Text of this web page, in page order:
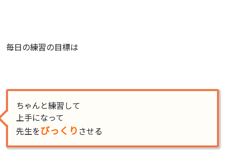
毎日の練習の目標は
ちゃんと練習して
上手になって
先生をびっくり させる